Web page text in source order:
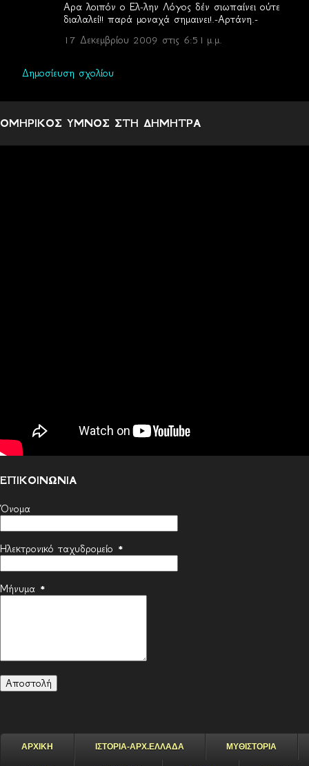
Αρα λοιπόν ο Ελ-λην Λόγος δέν σιωπαίνει ούτε
διαλαλεί!! παρά μοναχά σημαινει!.-Αρτάνη.-
17 Δεκεμβρίου 2009 στις 6:51 μ.μ.
Δημοσίευση σχολίου
ΟΜΗΡΙΚΟΣ ΥΜΝΟΣ ΣΤΗ ΔΗΜΗΤΡΑ
ΕΠΙΚΟΙΝΩΝΙΑ
Όνομα
Ηλεκτρονικό ταχυδρομείο *
Μήνυμα *
ΑΡΧΙΚΗ ΙΣΤΟΡΙΑ-ΑΡΧ.ΕΛΛΑΔΑ ΜΥΘΙΣΤΟΡΙΑ